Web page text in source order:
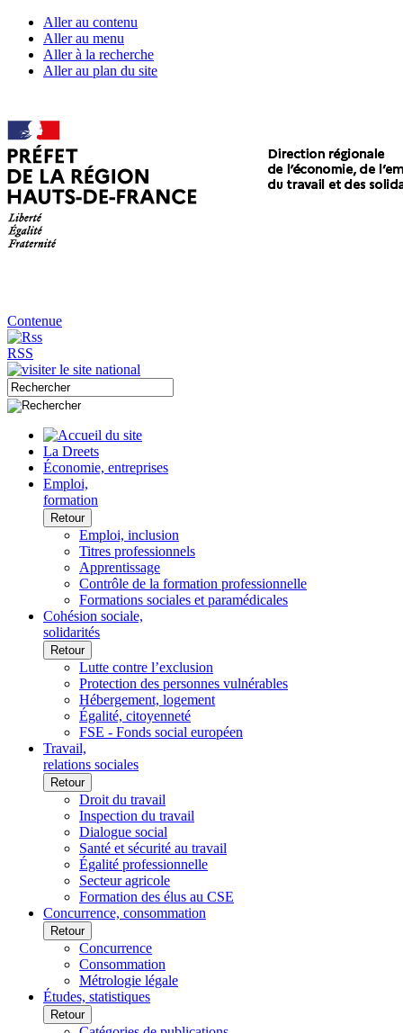
Aller au contenu
Aller au menu
Aller à la recherche
Aller au plan du site
Contenue
RSS
La Dreets
Économie, entreprises
Emploi,
formation
Retour
Emploi, inclusion
Titres professionnels
Apprentissage
Contrôle de la formation professionnelle
Formations sociales et paramédicales
Cohésion sociale,
solidarités
Retour
Lutte contre l’exclusion
Protection des personnes vulnérables
Hébergement, logement
Égalité, citoyenneté
FSE - Fonds social européen
Travail,
relations sociales
Retour
Droit du travail
Inspection du travail
Dialogue social
Santé et sécurité au travail
Égalité professionnelle
Secteur agricole
Formation des élus au CSE
Concurrence, consommation
Retour
Concurrence
Consommation
Métrologie légale
Études, statistiques
Retour